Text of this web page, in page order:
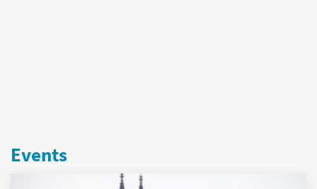
Events